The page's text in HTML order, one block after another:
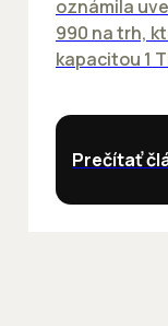
oznámila
990 na trh,
kapacitou 1
Prečítať